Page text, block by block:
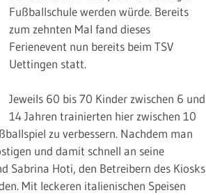
Fußballschule werden würde. Bereits
zum zehnten Mal fand dieses
Ferienevent nun bereits beim TSV
Uettingen statt.
Jeweils 60 bis 70 Kinder zwischen 6 und
14 Jahren trainierten hier zwischen 10
zu verbessern. Nachdem man
und damit schnell an seine
Sabrina Hoti, den Betreibern des Kiosks
Mit leckeren italienischen Speisen